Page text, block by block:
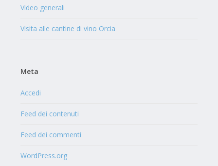
Video generali
Visita alle cantine di vino Orcia
Meta
Accedi
Feed dei contenuti
Feed dei commenti
WordPress.org